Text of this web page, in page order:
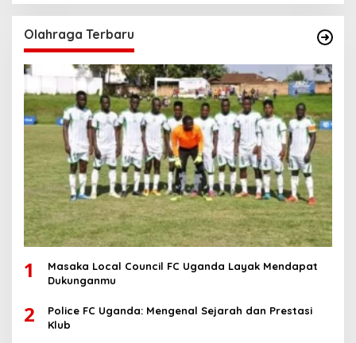
Olahraga Terbaru
1
Masaka Local Council FC Uganda Layak Mendapat
Dukunganmu
2
Police FC Uganda: Mengenal Sejarah dan Prestasi
Klub